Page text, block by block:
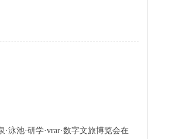
泳池·研学·vrar·数字文旅博览会在